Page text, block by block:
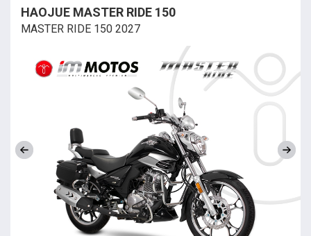
HAOJUE MASTER RIDE 150
MASTER RIDE 150 2027